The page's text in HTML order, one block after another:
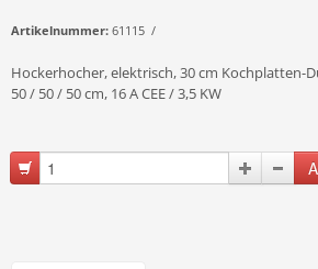
Artikelnummer: 61115 /
Hockerhocher, elektrisch, 30 cm Kochplatten-
50 / 50 / 50 cm, 16 A CEE / 3,5 KW